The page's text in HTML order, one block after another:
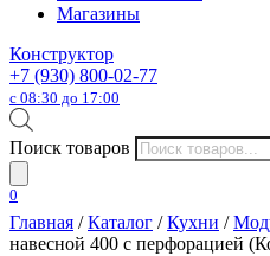
Магазины
Конструктор
+7 (930) 800-02-77
с 08:30 до 17:00
Поиск товаров
0
Главная /Каталог /Кухни /
навесной 400 с перфорацией